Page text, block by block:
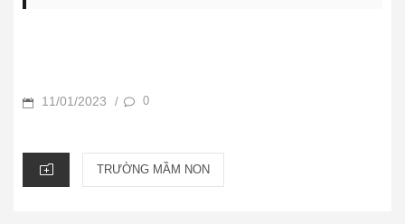
POSTED
11/01/2023 / 0
CATEGORIES
TRƯỜNG MẦM NON